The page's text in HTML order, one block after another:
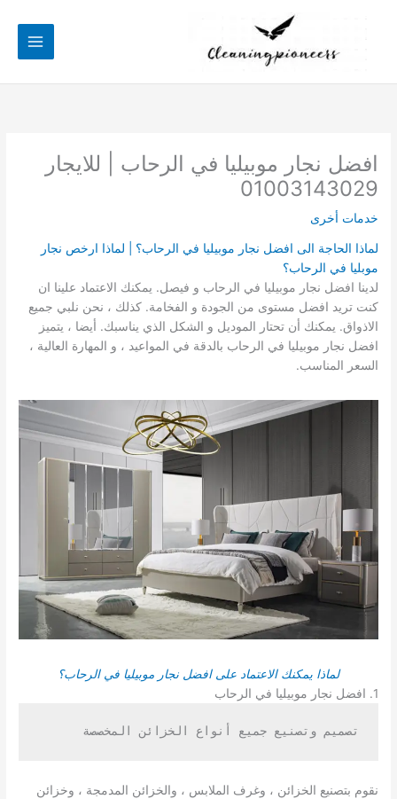
افضل نجار موبيليا في الرحاب | للايجار
01003143029
خدمات أخرى
لماذا الحاجة الى افضل نجار موبيليا في الرحاب؟ | لماذا ارخص نجار
موبليا في الرحاب؟
لدينا افضل نجار موبيليا في الرحاب و فيصل. يمكنك الاعتماد علينا ان
كنت تريد افضل مستوى من الجودة و الفخامة. كذلك ، نحن نلبي جميع
الاذواق. يمكنك أن تحتار الموديل و الشكل الذي يناسبك. أيضا ، يتميز
افضل نجار موبيليا في الرحاب بالدقة في المواعيد ، و المهارة العالية ،
السعر المناسب.
لماذا يمكنك الاعتماد على افضل نجار موبيليا في الرحاب؟
1. افضل نجار موبيليا في الرحاب
تصميم وتصنيع جميع أنواع الخزائن المخصصة
نقوم بتصنيع الخزائن ، وغرف الملابس ، والخزائن المدمجة ، وخزائن